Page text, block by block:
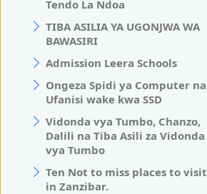
Tendo La Ndoa
TIBA ASILIA YA UGONJWA WA
BAWASIRI
Admission Leera Schools
Ongeza Spidi ya Computer na
Ufanisi wake kwa SSD
Vidonda vya Tumbo, Chanzo,
Dalili na Tiba Asili za Vidonda
vya Tumbo
Ten Not to miss places to visit
in Zanzibar.